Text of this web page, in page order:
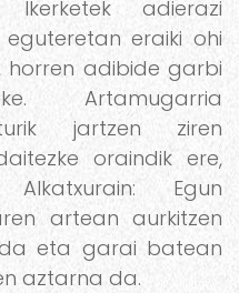
Ikerketek adierazi
eraiki ohi
horren adibide garbi
Artamugarria
jartzen ziren
oraindik ere,
Egun
artean aurkitzen
eta garai batean
aztarna da.